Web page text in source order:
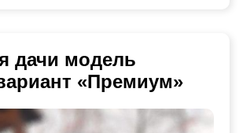
дачи модель
«Премиум»